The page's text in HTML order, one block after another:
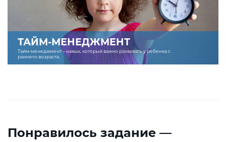
ТАЙМ-МЕНЕДЖМЕНТ
Тайм-менеджмент – навык, который важно развивать у ребенка с
раннего возраста.
Понравилось задание —